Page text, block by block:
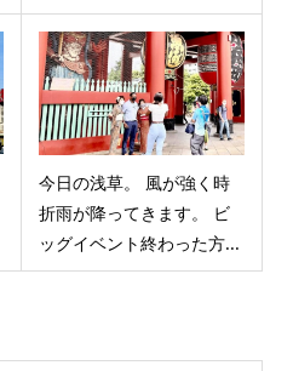
今日の浅草。 風が強く時
折雨が降ってきます。 ビ
ッグイベント終わった方...